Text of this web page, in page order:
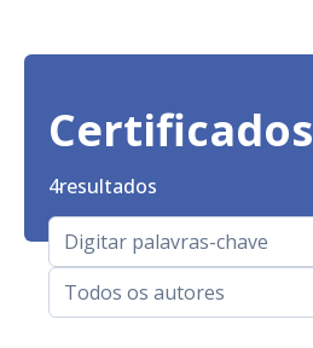
Certificados
4resultados
Todos os autores